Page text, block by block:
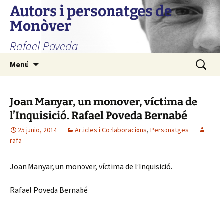
Autors i personatges de
Monòver
Rafael Poveda
Menú Buscar:
Joan Manyar, un monover, víctima de
l’Inquisició. Rafael Poveda Bernabé
25 junio, 2014 Articles i Col·laboracions, Personatges
rafa
Joan Manyar, un monover, víctima de l’Inquisició.
Rafael Poveda Bernabé